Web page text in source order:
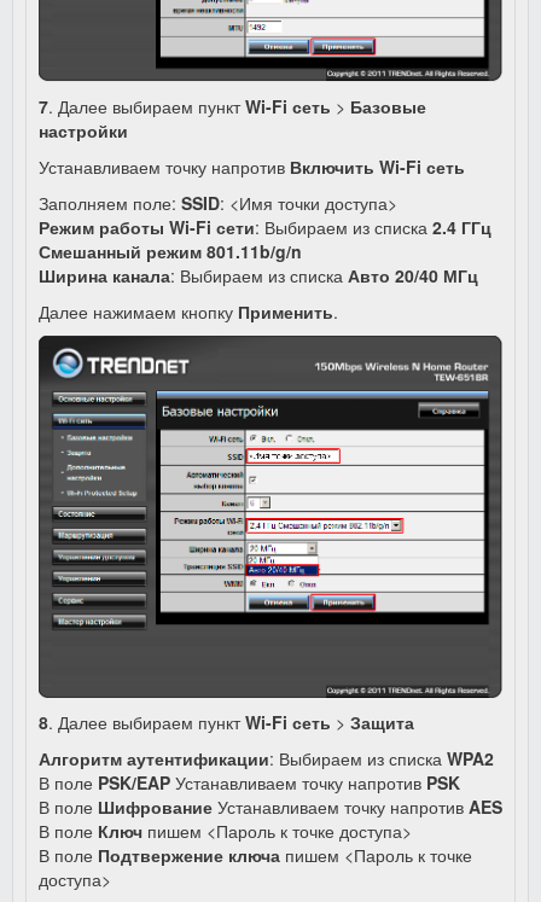
7. Далее выбираем пунктWi-Fi сеть > Базовые
настройки
Устанавливаем точку напротив Включить Wi-Fi сеть
Заполняем поле: SSID: <Имя точки доступа>
Режим работы Wi-Fi сети: Выбираем из списка 2.4 ГГц
Смешанный режим 801.11b/g/n
Ширина канала: Выбираем из списка Авто 20/40 МГц
Далее нажимаем кнопку Применить.
8. Далее выбираем пунктWi-Fi сеть > Защита
Алгоритм аутентификации: Выбираем из списка WPA2
В поле PSK/EAP Устанавливаем точку напротив PSK
В поле Шифрование Устанавливаем точку напротив AES
В поле Ключ пишем <Пароль к точке доступа>
В поле Подтвержение ключа пишем <Пароль к точке
доступа>